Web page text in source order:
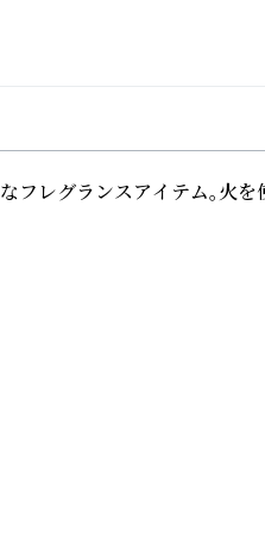
レグランスアイテム。火